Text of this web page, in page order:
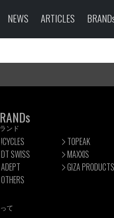
NEWS ARTICLES
ンド
!CYCLES TOPEAK
DT SWISS
MAXXIS
ADEPT
GIZA PRODUCTS
OTHERS
て